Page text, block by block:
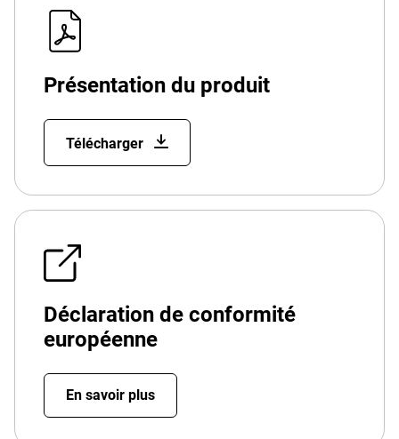
Présentation du produit
Télécharger
Déclaration de conformité
européenne
En savoir plus